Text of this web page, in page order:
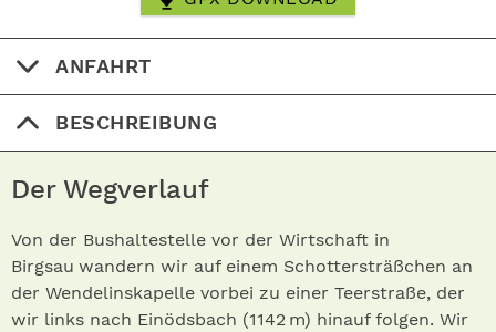
ANFAHRT
BESCHREIBUNG
Der Wegverlauf
Von der Bushaltestelle vor der Wirtschaft in
Birgsau wandern wir auf einem Schottersträßchen an
der Wendelinskapelle vorbei zu einer Teerstraße, der
wir links nach Einödsbach (1142 m) hinauf folgen. Wir